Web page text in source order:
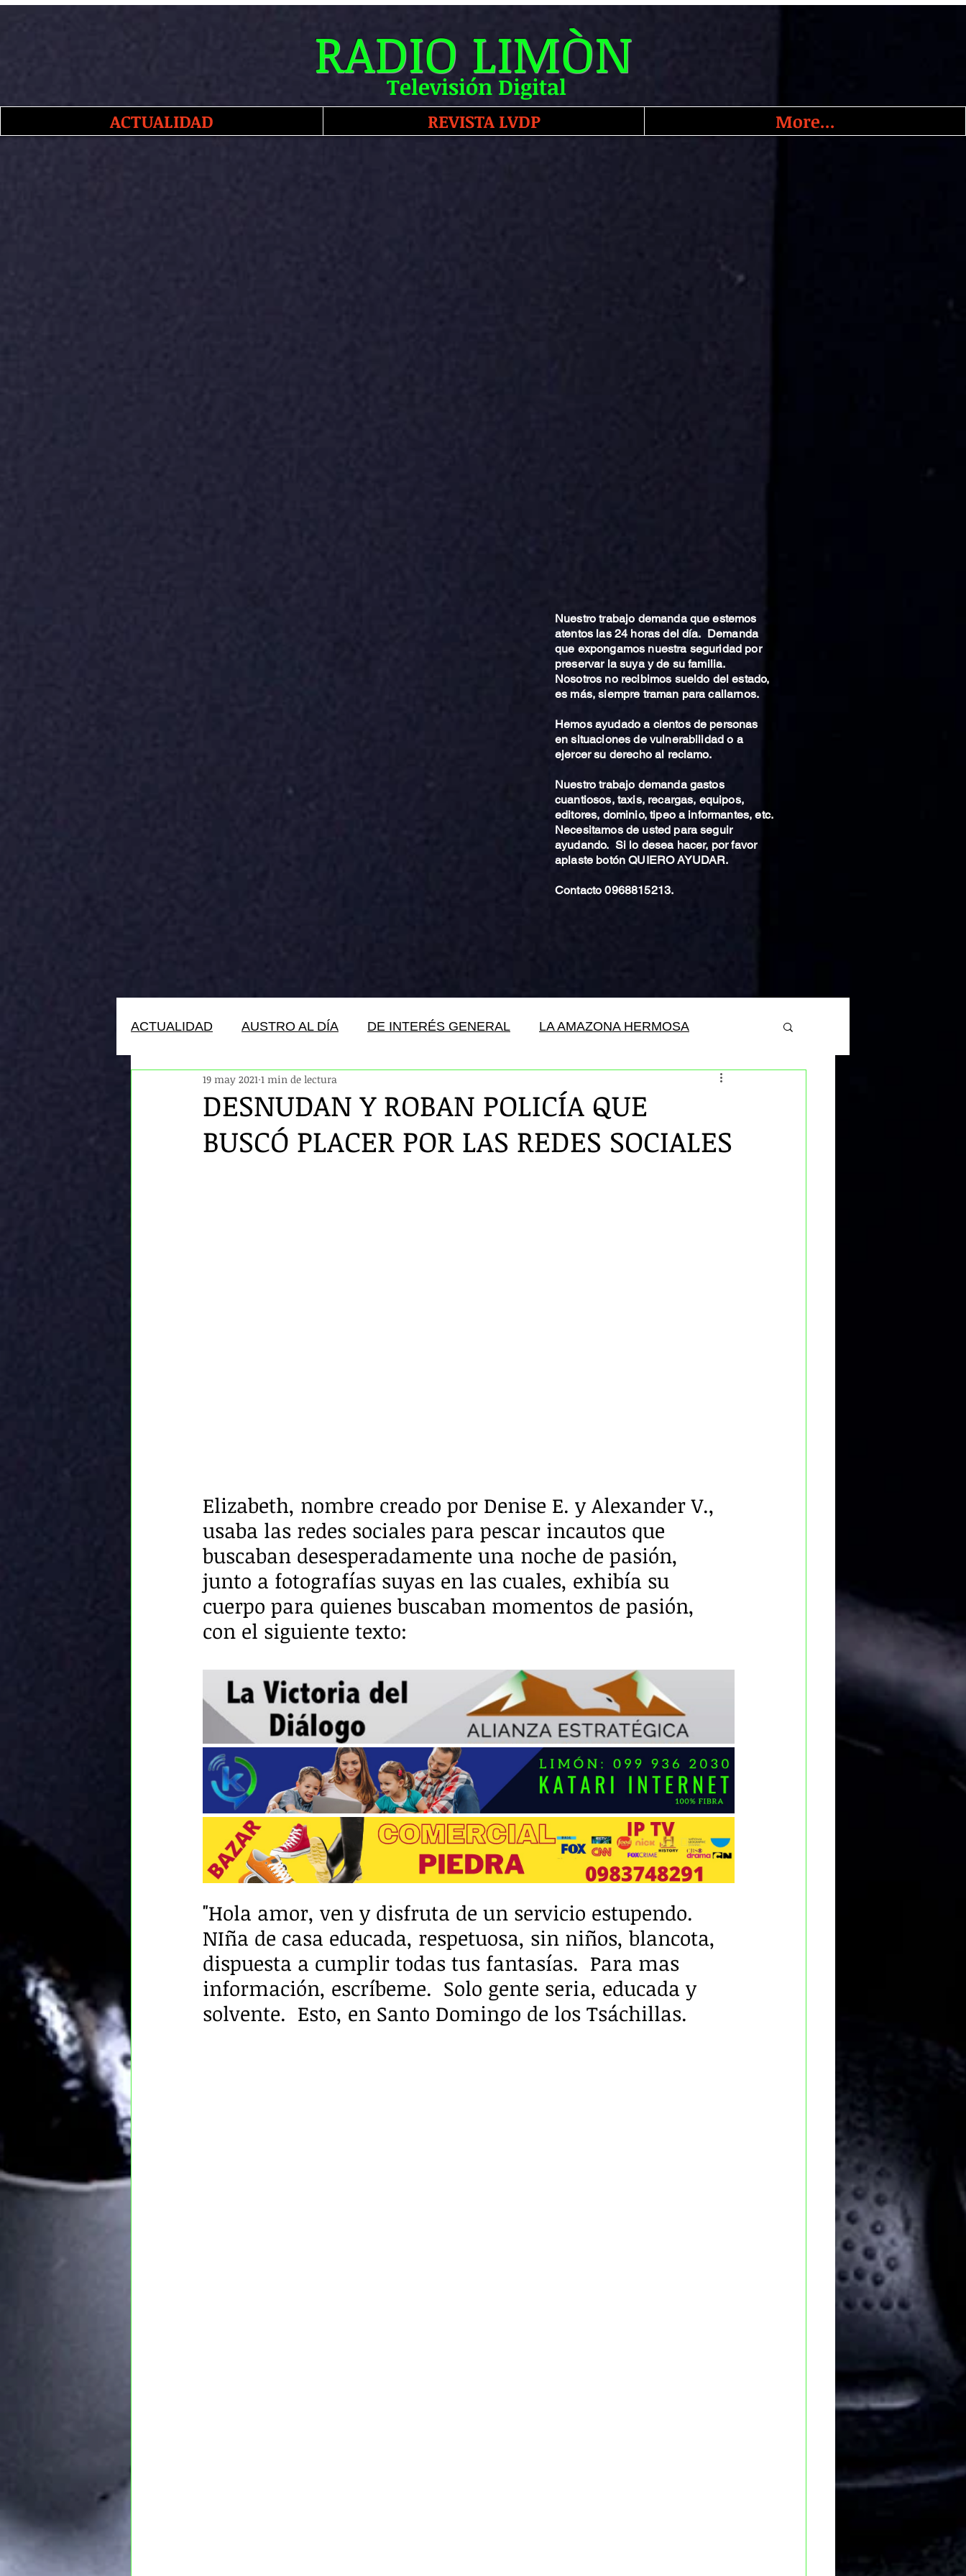
Nuestro trabajo demanda que estemos
atentos las 24 horas del día. Demanda
que expongamos nuestra seguridad por
preservar la suya y de su familia.
Nosotros no recibimos sueldo del estado,
es más, siempre traman para callarnos.
Hemos ayudado a cientos de personas
en situaciones de vulnerabilidad o a
ejercer su derecho al reclamo.
Nuestro trabajo demanda gastos
cuantiosos, taxis, recargas, equipos,
editores, dominio, tipeo a informantes, etc.
Necesitamos de usted para seguir
ayudando. Si lo desea hacer, por favor
aplaste botón QUIERO AYUDAR.
Contacto 0968815213.
ACTUALIDAD AUSTRO AL DÍA DE INTERÉS GENERAL LA AMAZONA HERMOSA
HUMANOS DEL ECUADOR
DESNUDAN Y ROBAN POLICÍA QUE
BUSCÓ PLACER POR LAS REDES SOCIALES
19 may 2021 1 min de lectura
Elizabeth, nombre creado por Denise E. y Alexander V.,
usaba las redes sociales para pescar incautos que
buscaban desesperadamente una noche de pasión,
junto a fotografías suyas en las cuales, exhibía su
cuerpo para quienes buscaban momentos de pasión,
con el siguiente texto:
"Hola amor, ven y disfruta de un servicio estupendo.
NIña de casa educada, respetuosa, sin niños, blancota,
dispuesta a cumplir todas tus fantasías.  Para mas
información, escríbeme.  Solo gente seria, educada y
solvente.  Esto, en Santo Domingo de los Tsáchillas.
Televisión Digital
RADIO LIMÒN
ACTUALIDAD REVISTA LVDP More...